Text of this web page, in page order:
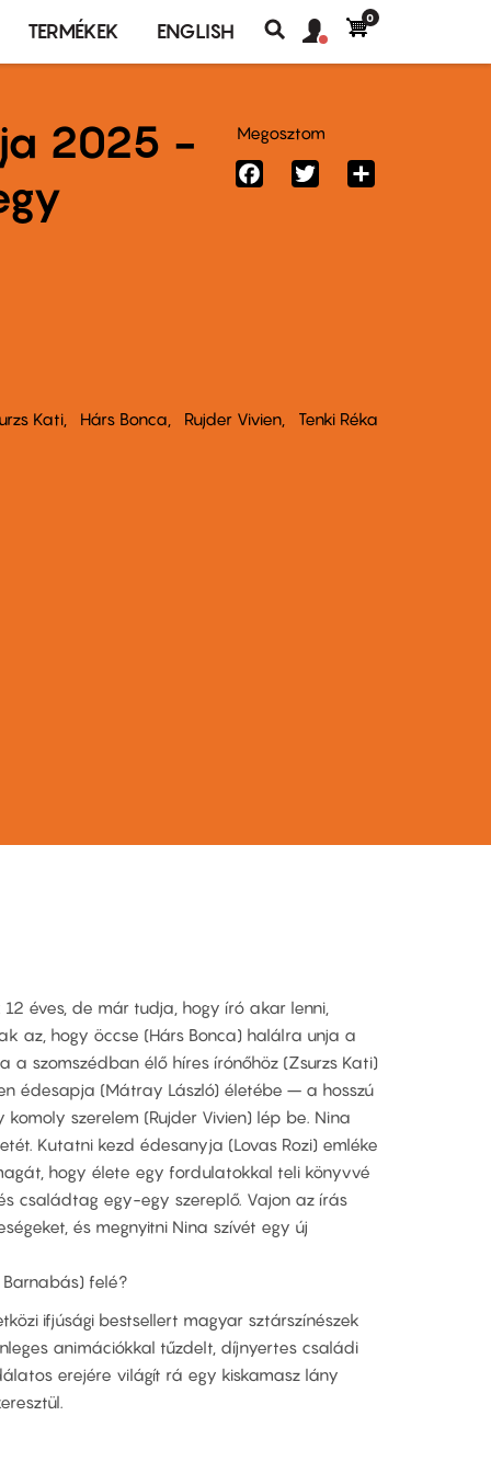
TERMÉKEK ENGLISH
Keresés
fiók
Felhasználói
0
2025 -
Kati Hárs Bonca Rujder Vivien
Tenki Réka
Megosztom
FacebookTwitter
éves, de már tudja, hogy író akar lenni,
az, hogy öccse (Hárs Bonca) halálra unja a
a szomszédban élő híres írónőhöz (Zsurzs Kati)
édesapja (Mátray László) életébe – a hosszú
szerelem (Rujder Vivien) lép be. Nina
Kutatni kezd édesanyja (Lovas Rozi) emléke
hogy élete egy fordulatokkal teli könyvvé
családtag egy-egy szereplő. Vajon az írás
és megnyitni Nina szívét egy új
Barnabás) felé?
ifjúsági bestsellert magyar sztárszínészek
animációkkal tűzdelt, díjnyertes családi
erejére világít rá egy kiskamasz lány